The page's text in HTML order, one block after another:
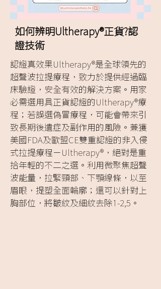
如何辨明Ultherapy®正貨?認
證技術
認證真效果Ultherapy®是全球領先的
超聲波拉提療程，致力於提供經過臨
床驗證，安全有效的解決方案。用家
必需選用具正貨認證的Ultherapy®療
程；若誤選偽冒療程，可能會帶來引
致長期後遺症及副作用的風險。兼獲
美國FDA及歐盟CE雙重認證的非入侵
式拉提療程－Ultherapy®，絕對是重
拾年輕的不二之選。利用微聚焦超聲
波能量，拉緊頸部、下顎線條，以至
眉眼，提塑全面輪廓；還可以針對上
胸部位，將皺紋及細紋去除1-2,5。